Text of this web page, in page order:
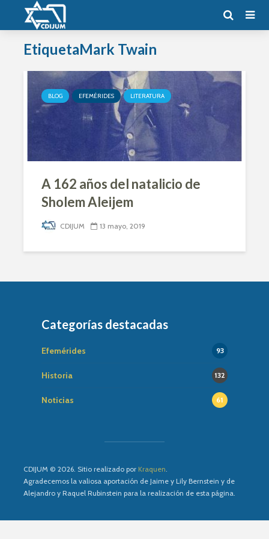
EtiquetaMark Twain
BLOG EFEMÉRIDES LITERATURA
A 162 años del natalicio de
Sholem Aleijem
CDIJUM 13 mayo, 2019
Categorías destacadas
Efemérides 93
Historia 132
Noticias 61
CDIJUM © 2026. Sitio realizado por Kraquen.
Agradecemos la valiosa aportación de Jaime y Lily Bernstein y de
Alejandro y Raquel Rubinstein para la realización de esta página.